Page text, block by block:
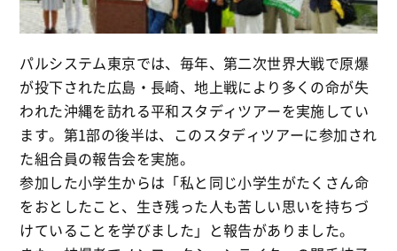
パルシステム東京では、毎年、第二次世界大戦で原爆
が投下された広島・長崎、地上戦により多くの命が失
われた沖縄を訪れる平和スタディツアーを実施してい
ます。第1部の後半は、このスタディツアーに参加され
た組合員の報告会を実施。
参加した小学生からは「私と同じ小学生がたくさん命
をおとしたこと、生き残った人も苦しい思いを持ちづ
けていることを学びました」と報告がありました。